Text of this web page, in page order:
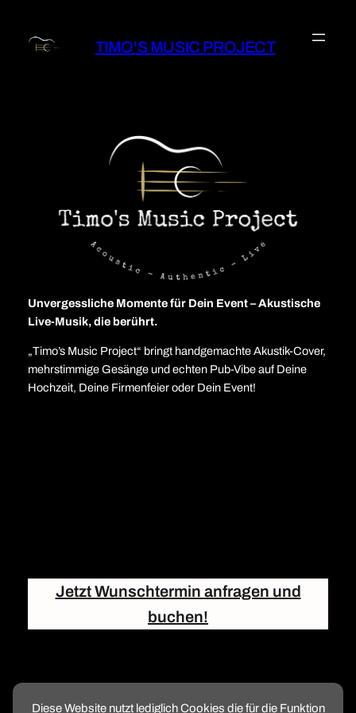
Diese Website nutzt lediglich Cookies die für die Funktion
springen
TIMO'S MUSIC PROJECT
Unvergessliche Momente für Dein Event – Akustische
Live-Musik, die berührt.
„Timo’s Music Project“ bringt handgemachte Akustik-Cover,
mehrstimmige Gesänge und echten Pub-Vibe auf Deine
Hochzeit, Deine Firmenfeier oder Dein Event!
Jetzt Wunschtermin anfragen und
buchen!